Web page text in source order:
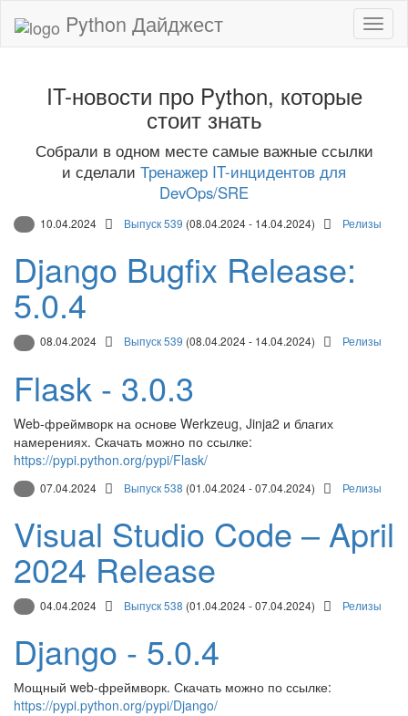
Python Дайджест
IT-новости про Python, которые
стоит знать
Собрали в одном месте самые важные ссылки
и сделали Тренажер IT-инцидентов для
DevOps/SRE
10.04.2024 Выпуск 539 (08.04.2024 - 14.04.2024) Релизы
Django Bugfix Release:
5.0.4
08.04.2024 Выпуск 539 (08.04.2024 - 14.04.2024) Релизы
Flask - 3.0.3
Web-фреймворк на основе Werkzeug, Jinja2 и благих
намерениях. Скачать можно по ссылке:
https://pypi.python.org/pypi/Flask/
07.04.2024 Выпуск 538 (01.04.2024 - 07.04.2024) Релизы
Visual Studio Code – April
2024 Release
04.04.2024 Выпуск 538 (01.04.2024 - 07.04.2024) Релизы
Django - 5.0.4
Мощный web-фреймворк. Скачать можно по ссылке:
https://pypi.python.org/pypi/Django/